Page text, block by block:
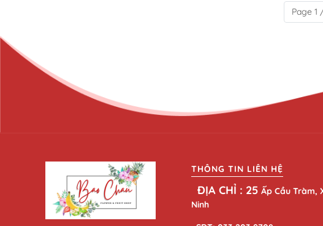
Page 1
THÔNG TIN LIÊN HỆ
ĐỊA CHỈ : 25Ấp Cầu Tràm,
Ninh